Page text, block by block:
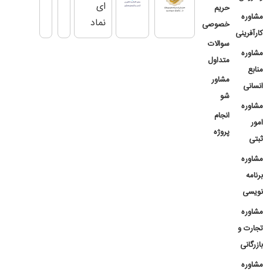
مشاوره
کارآفرینی
مشاوره
منابع
انسانی
مشاوره
امور
ثبتی
مشاوره
برنامه
نویسی
مشاوره
تجارت و
بازرگانی
مشاوره
حریم
خصوصی
سوالات
متداول
مشاور
شو
انجام
پروژه